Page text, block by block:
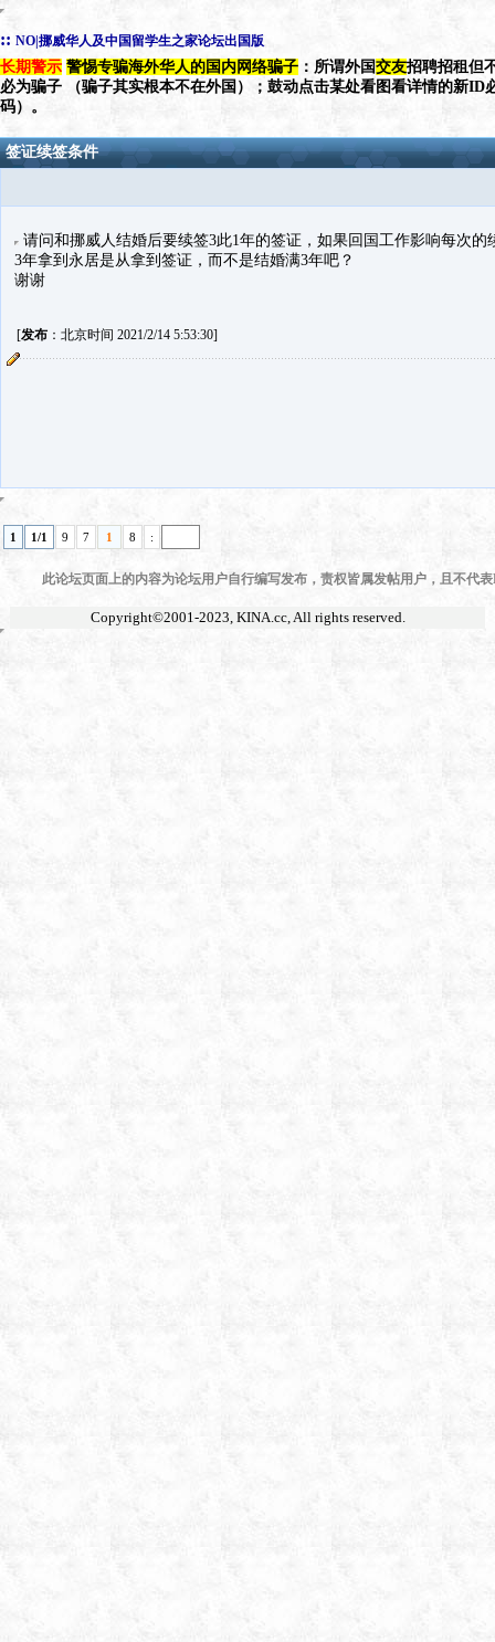
:: NO|挪威华人及中国留学生之家论坛出国版
长期警示 警惕专骗海外华人的国内网络骗子 ：所谓外国交友招聘招租但
必为骗子 （骗子其实根本不在外国）；鼓动点击某处看图看详情的新ID
码）。
签证续签条件
请问和挪威人结婚后要续签3此1年的签证，如果回国工作影响每次的
3年拿到永居是从拿到签证，而不是结婚满3年吧？
谢谢
[发布：北京时间 2021/2/14 5:53:30]
1 1/1 9 7 1 8 :
此论坛页面上的内容为论坛用户自行编写发布，责权皆属发帖用户，且不代
Copyright©2001-2023, KINA.cc, All rights reserved.